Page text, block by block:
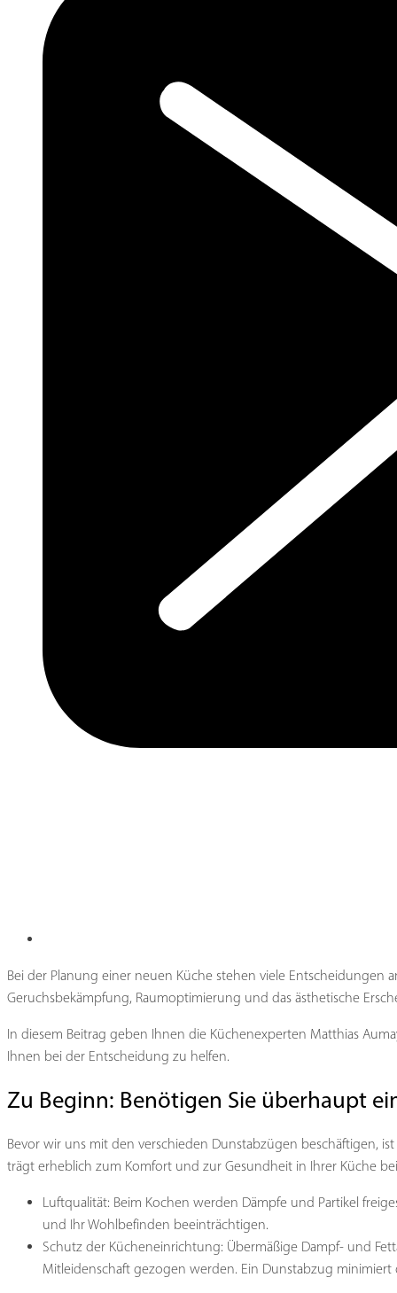
Bei der Planung einer neuen Küche stehen viele
Geruchsbekämpfung, Raumoptimierung und das ästhetische
In diesem Beitrag geben Ihnen die Küchenexperten Matthias
Ihnen bei der Entscheidung zu helfen.
Zu Beginn: Benötigen Sie überhaupt
Bevor wir uns mit den verschieden Dunstabzügen beschäftigen,
trägt erheblich zum Komfort und zur Gesundheit in Ihrer Küche
Luftqualität: Beim Kochen werden Dämpfe und Partikel
und Ihr Wohlbefinden beeinträchtigen.
Schutz der Kücheneinrichtung: Übermäßige Dampf- und
Mitleidenschaft gezogen werden. Ein Dunstabzug minimiert